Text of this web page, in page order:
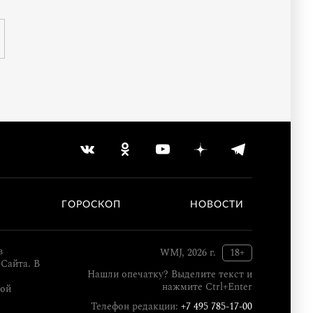
ГОРОСКОП НОВОСТИ
WMJ, 2026 г.
18+
Нашли опечатку? Выделите текст и
нажмите Ctrl+Enter
Телефон редакции: +7 495 785-17-00
В